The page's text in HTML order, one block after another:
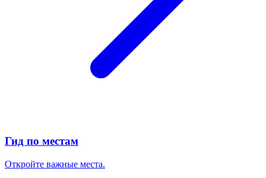
Гид по местам
Откройте важные места.